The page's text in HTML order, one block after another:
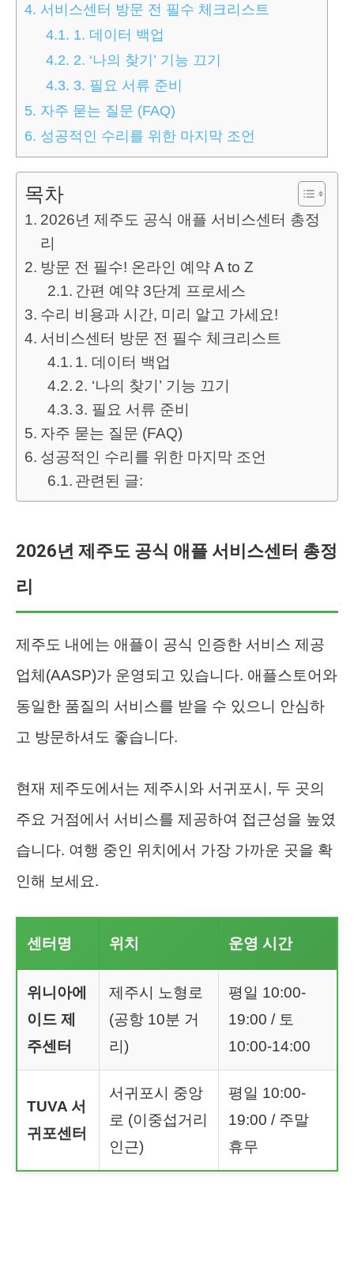
4. 서비스센터 방문 전 필수 체크리스트
4.1. 1. 데이터 백업
4.2. 2. ‘나의 찾기’ 기능 끄기
4.3. 3. 필요 서류 준비
5. 자주 묻는 질문 (FAQ)
6. 성공적인 수리를 위한 마지막 조언
목차
2026년 제주도 공식 애플 서비스센터 총정
리
방문 전 필수! 온라인 예약 A to Z
간편 예약 3단계 프로세스
수리 비용과 시간, 미리 알고 가세요!
서비스센터 방문 전 필수 체크리스트
1. 데이터 백업
2. ‘나의 찾기’ 기능 끄기
3. 필요 서류 준비
자주 묻는 질문 (FAQ)
성공적인 수리를 위한 마지막 조언
관련된 글:
2026년 제주도 공식 애플 서비스센터 총정
리
제주도 내에는 애플이 공식 인증한 서비스 제공
업체(AASP)가 운영되고 있습니다. 애플스토어와
동일한 품질의 서비스를 받을 수 있으니 안심하
고 방문하셔도 좋습니다.
현재 제주도에서는 제주시와 서귀포시, 두 곳의
주요 거점에서 서비스를 제공하여 접근성을 높였
습니다. 여행 중인 위치에서 가장 가까운 곳을 확
인해 보세요.
센터명 위치 운영 시간
위니아에
이드 제
주센터
제주시 노형로
(공항 10분 거
리)
평일 10:00-
19:00 / 토
10:00-14:00
TUVA 서
귀포센터
서귀포시 중앙
로 (이중섭거리
인근)
평일 10:00-
19:00 / 주말
휴무